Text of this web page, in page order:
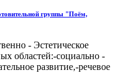
группы "Поём,
- Эстетическое
областей:-социально -
развитие,-речевое